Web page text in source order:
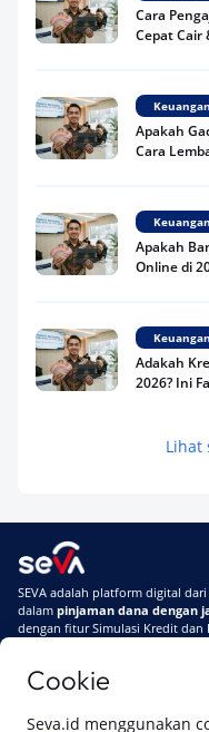
Cookie
Seva.id menggunakan
Cara
Cepat Cair
Keuangan
Apakah
Cara
Keuangan
Apakah
Online di
Keuangan
Adakah
2026? Ini
Terpercaya
Telat
Masuk BI
Lihat
SEVA adalah platform digital
dalam pinjaman dana dengan
dengan fitur Simulasi Kredit dan
Di SEVA
Tentang SEVASyarat &